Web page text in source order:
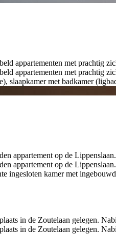
appartementen met prachtig
appartementen met prachtig
slaapkamer met badkamer
appartement op de
appartement op de
ingesloten kamer met
in de Zoutelaan gelegen.
in de Zoutelaan gelegen.